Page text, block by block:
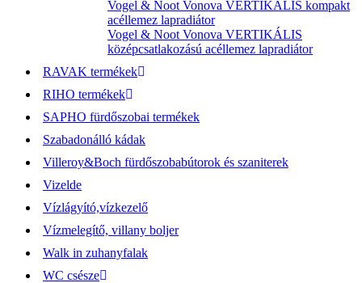
Vogel & Noot Vonova VERTIKÁLIS kompakt
acéllemez lapradiátor
Vogel & Noot Vonova VERTIKÁLIS
középcsatlakozású acéllemez lapradiátor
RAVAK termékek
RIHO termékek
SAPHO fürdőszobai termékek
Szabadonálló kádak
Villeroy&Boch fürdőszobabútorok és szaniterek
Vizelde
Vízlágyító,vízkezelő
Vízmelegítő, villany boljer
Walk in zuhanyfalak
WC csésze